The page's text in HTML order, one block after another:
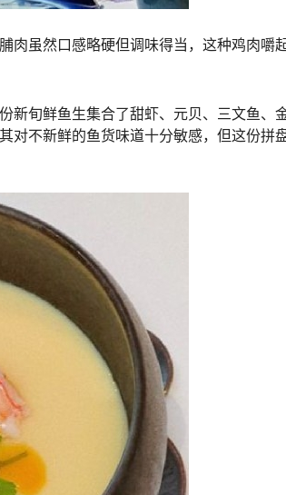
肉虽然口感略硬但调味得当，这种鸡肉嚼
新旬鲜鱼生集合了甜虾、元贝、三文鱼、
对不新鲜的鱼货味道十分敏感，但这份拼